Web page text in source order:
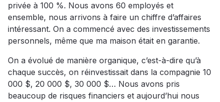
privée à 100 %. Nous avons 60 employés et
ensemble, nous arrivons à faire un chiffre d’affaires
intéressant. On a commencé avec des investissements
personnels, même que ma maison était en garantie.
On a évolué de manière organique, c’est-à-dire qu’à
chaque succès, on réinvestissait dans la compagnie 10
000 $, 20 000 $, 30 000 $… Nous avons pris
beaucoup de risques financiers et aujourd’hui nous